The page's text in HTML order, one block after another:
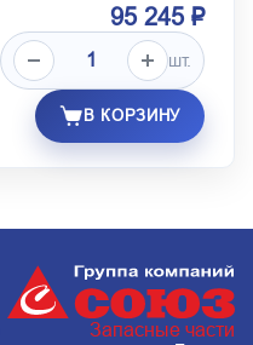
95 245 ₽
шт.
В КОРЗИНУ
Запасные части